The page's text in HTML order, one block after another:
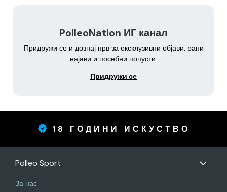
PolleoNation ИГ канал
Придружи се и дознај прв за ексклузивни објави, рани
најави и посебни попусти.
Придружи се
18 ГОДИНИ ИСКУСТВО
Polleo Sport
За нас